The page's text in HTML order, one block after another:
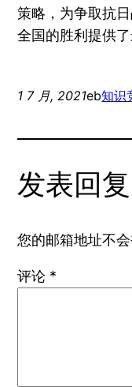
策略，为争取抗
全国的胜利提供了
1 7 月, 2021eb知识
发表回复
您的邮箱地址不会
评论 *